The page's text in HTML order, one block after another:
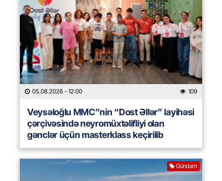
05.08.2026 - 12:00 109
Veysəloğlu MMC”nin “Dost Əllər” layihəsi
çərçivəsində neyromüxtəlifliyi olan
gənclər üçün masterklass keçirilib
Gündəm